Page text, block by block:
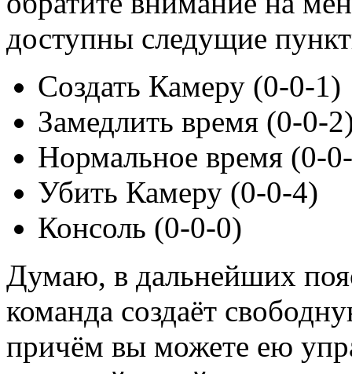
доступны следущие
Создать Камеру (0-0-1)
Замедлить время (0-0-
Нормальное время (0-
Убить Камеру (0-0-4)
Консоль (0-0-0)
Думаю, в дальнейших
команда создаёт
причём вы можете ею